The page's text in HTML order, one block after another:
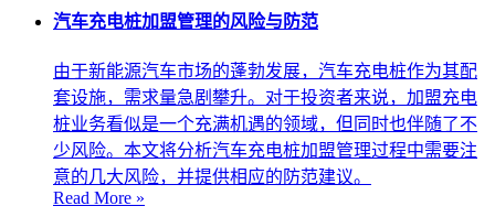
汽车充电桩加盟管理的风险与防范
由于新能源汽车市场的蓬勃发展，汽车充电桩作为其配
套设施，需求量急剧攀升。对于投资者来说，加盟充电
桩业务看似是一个充满机遇的领域，但同时也伴随了不
少风险。本文将分析汽车充电桩加盟管理过程中需要注
意的几大风险，并提供相应的防范建议。
Read More »